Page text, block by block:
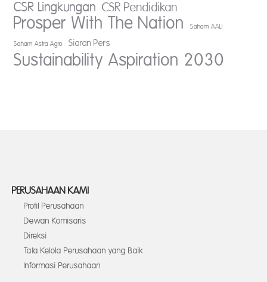
CSR Lingkungan CSR Pendidikan
Prosper With The Nation Saham AALI
Saham Astra Agro Siaran Pers
Sustainability Aspiration 2030
PERUSAHAAN KAMI
Profil Perusahaan
Dewan Komisaris
Direksi
Tata Kelola Perusahaan yang Baik
Informasi Perusahaan